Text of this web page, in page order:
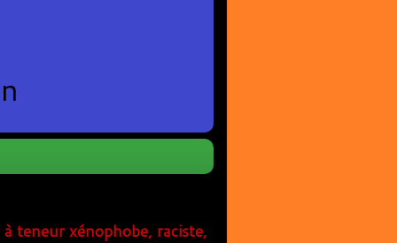
teneur xénophobe, raciste,